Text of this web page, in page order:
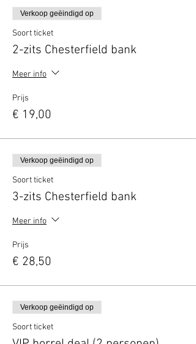
Verkoop geëindigd op
Soort ticket
2-zits Chesterfield bank
Meer info
Prijs
€ 19,00
Verkoop geëindigd op
Soort ticket
3-zits Chesterfield bank
Meer info
Prijs
€ 28,50
Verkoop geëindigd op
Soort ticket